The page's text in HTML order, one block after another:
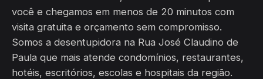
você e chegamos em menos de 20 minutos com
visita gratuita e orçamento sem compromisso.
Somos a desentupidora na Rua José Claudino de
Paula que mais atende condomínios, restaurantes,
hotéis, escritórios, escolas e hospitais da região.